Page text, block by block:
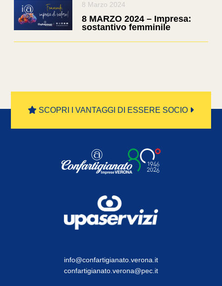
8 Marzo 2024
8 MARZO 2024 – Impresa:
sostantivo femminile
SCOPRI I VANTAGGI DI ESSERE SOCIO
info@confartigianato.verona.it
confartigianato.verona@pec.it